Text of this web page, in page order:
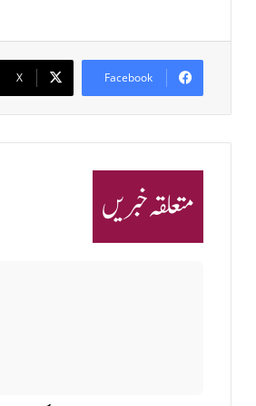
Facebook
X
متعلقہ خبریں